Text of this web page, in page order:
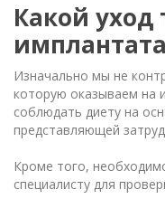
Какой уход
Изначально мы не
которую оказываем на
соблюдать диету на
представляющей
Кроме того,
специалисту для